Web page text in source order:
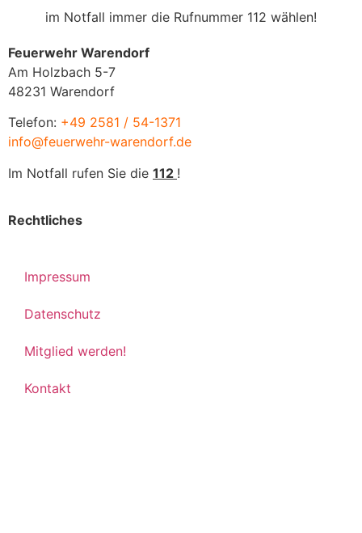
im Notfall immer die Rufnummer 112 wählen!
Feuerwehr Warendorf
Am Holzbach 5-7
48231 Warendorf
Telefon: +49 2581 / 54-1371
info@feuerwehr-warendorf.de
Im Notfall rufen Sie die 112 !
Rechtliches
Impressum
Datenschutz
Mitglied werden!
Kontakt